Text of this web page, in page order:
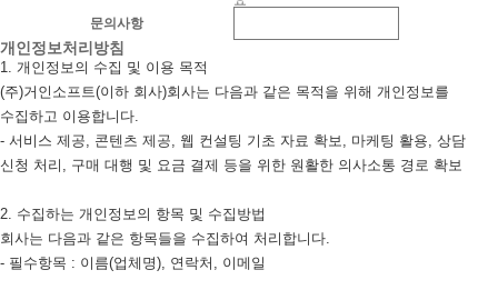
문의사항
개인정보처리방침
1. 개인정보의 수집 및 이용 목적
(주)거인소프트(이하 회사)회사는 다음과 같은 목적을 위해 개인정보를
수집하고 이용합니다.
- 서비스 제공, 콘텐츠 제공, 웹 컨설팅 기초 자료 확보, 마케팅 활용, 상담
신청 처리, 구매 대행 및 요금 결제 등을 위한 원활한 의사소통 경로 확보
2. 수집하는 개인정보의 항목 및 수집방법
회사는 다음과 같은 항목들을 수집하여 처리합니다.
- 필수항목 : 이름(업체명), 연락처, 이메일